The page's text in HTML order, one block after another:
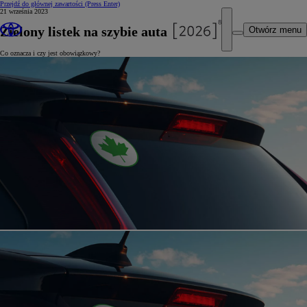
Przejdź do głównej zawartości (Press Enter)
Otwórz menu
21 września 2023
Zielony listek na szybie auta
Co oznacza i czy jest obowiązkowy?